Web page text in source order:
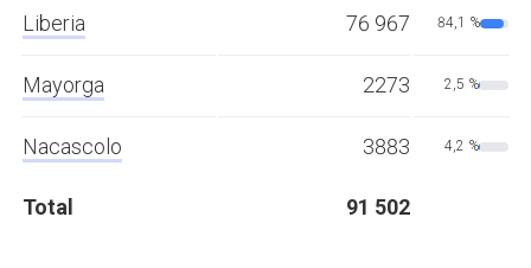
Liberia 76 967 84,1 %
Mayorga 2273 2,5 %
Nacascolo 3883 4,2 %
Total 91 502